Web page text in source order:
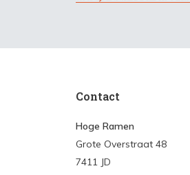
Contact
Hoge Ramen
Grote Overstraat 48
7411 JD